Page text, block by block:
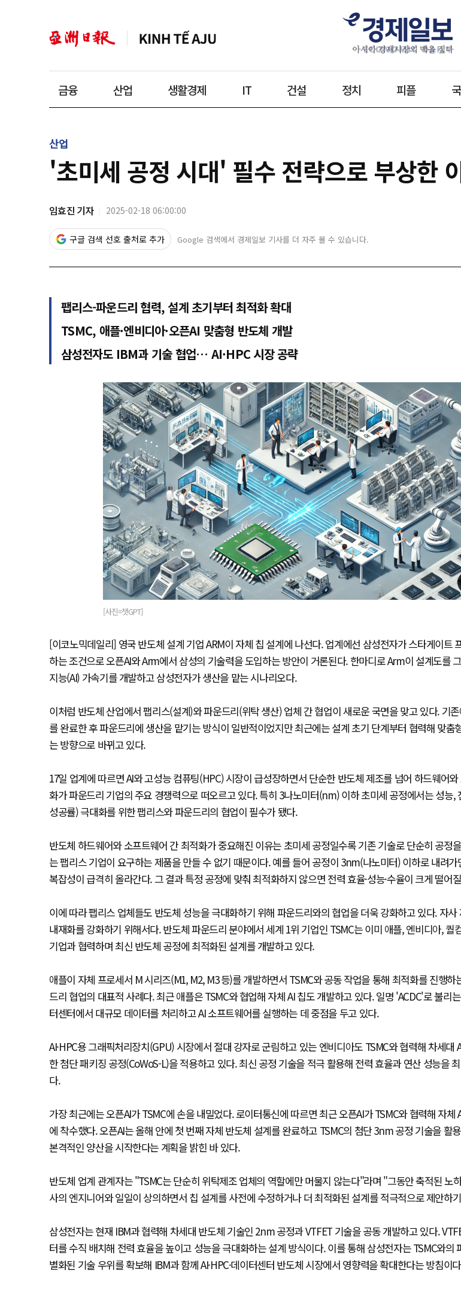
금융 산업 생활경제 IT 건설 정치 피플
산업
'초미세 공정 시대' 필수 전략으로 부상한
임효진 기자 2025-02-18 06:00:00
구글 검색 선호 출처로 추가 Google 검색에서 경제일보 기사를 더 자주 볼 수 있습니다.
팹리스-파운드리 협력, 설계 초기부터 최적화 확대
TSMC, 애플·엔비디아·오픈AI 맞춤형 반도체 개발
삼성전자도 IBM과 기술 협업… AI·HPC 시장 공략
[사진=챗GPT]
[이코노믹데일리] 영국 반도체 설계 기업 ARM이 자체 칩 설계에 나선다. 업계에선 삼성전자가 스타게이트
하는 조건으로 오픈AI와 Arm에서 삼성의 기술력을 도입하는 방안이 거론된다. 한마디로 Arm이 설계도를
지능(AI) 가속기를 개발하고 삼성전자가 생산을 맡는 시나리오다.
이처럼 반도체 산업에서 팹리스(설계)와 파운드리(위탁 생산) 업체 간 협업이 새로운 국면을 맞고 있다. 기
를 완료한 후 파운드리에 생산을 맡기는 방식이 일반적이었지만 최근에는 설계 초기 단계부터 협력해 맞춤
는 방향으로 바뀌고 있다.
17일 업계에 따르면 AI와 고성능 컴퓨팅(HPC) 시장이 급성장하면서 단순한 반도체 제조를 넘어 하드웨어
화가 파운드리 기업의 주요 경쟁력으로 떠오르고 있다. 특히 3나노미터(nm) 이하 초미세 공정에서는 성능,
성공률) 극대화를 위한 팹리스와 파운드리의 협업이 필수가 됐다.
반도체 하드웨어와 소프트웨어 간 최적화가 중요해진 이유는 초미세 공정일수록 기존 기술로 단순히 공정
는 팹리스 기업이 요구하는 제품을 만들 수 없기 때문이다. 예를 들어 공정이 3nm(나노미터) 이하로 내려
복잡성이 급격히 올라간다. 그 결과 특정 공정에 맞춰 최적화하지 않으면 전력 효율·성능·수율이 크게 떨어
이에 따라 팹리스 업체들도 반도체 성능을 극대화하기 위해 파운드리와의 협업을 더욱 강화하고 있다. 자
내재화를 강화하기 위해서다. 반도체 파운드리 분야에서 세계 1위 기업인 TSMC는 이미 애플, 엔비디아, 퀄
기업과 협력하며 최신 반도체 공정에 최적화된 설계를 개발하고 있다.
애플이 자체 프로세서 M 시리즈(M1, M2, M3 등)를 개발하면서 TSMC와 공동 작업을 통해 최적화를 진행하
드리 협업의 대표적 사례다. 최근 애플은 TSMC와 협업해 자체 AI 칩도 개발하고 있다. 일명 'ACDC'로 불리
터센터에서 대규모 데이터를 처리하고 AI 소프트웨어를 실행하는 데 중점을 두고 있다.
AI·HPC용 그래픽처리장치(GPU) 시장에서 절대 강자로 군림하고 있는 엔비디아도 TSMC와 협력해 차세대
한 첨단 패키징 공정(CoWoS-L)을 적용하고 있다. 최신 공정 기술을 적극 활용해 전력 효율과 연산 성능을
다.
가장 최근에는 오픈AI가 TSMC에 손을 내밀었다. 로이터통신에 따르면 최근 오픈AI가 TSMC와 협력해 자체
에 착수했다. 오픈AI는 올해 안에 첫 번째 자체 반도체 설계를 완료하고 TSMC의 첨단 3nm 공정 기술을 활
본격적인 양산을 시작한다는 계획을 밝힌 바 있다.
반도체 업계 관계자는 "TSMC는 단순히 위탁제조 업체의 역할에만 머물지 않는다"라며 "그동안 축적된 노
사의 엔지니어와 일일이 상의하면서 칩 설계를 사전에 수정하거나 더 최적화된 설계를 적극적으로 제안하
삼성전자는 현재 IBM과 협력해 차세대 반도체 기술인 2nm 공정과 VTFET 기술을 공동 개발하고 있다.
터를 수직 배치해 전력 효율을 높이고 성능을 극대화하는 설계 방식이다. 이를 통해 삼성전자는 TSMC와의
별화된 기술 우위를 확보해 IBM과 함께 AI·HPC·데이터센터 반도체 시장에서 영향력을 확대한다는 방침이